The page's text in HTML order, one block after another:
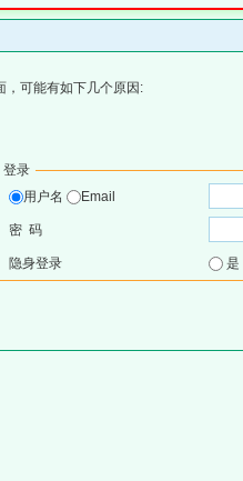
，可能有如下几个原因:
登录
用户名
Email
密 码
隐身登录